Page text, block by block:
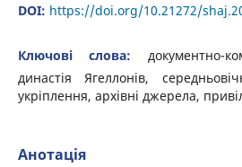
DOI: https://doi.org/10.21272/
Ключові слова: документно-
династія Ягеллонів,
укріплення, архівні джерела,
Анотація